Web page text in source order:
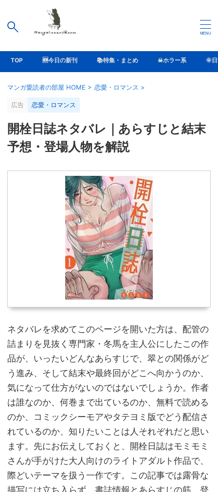
TOP 🆕今日の新刊 📚特集・まとめ ☠ホラー系 🌞
マンガ愛読者の部屋 HOME > 恋愛・ロマンス >
広告 恋愛・ロマンス
開栓日誌ネタバレ｜あらすじと結末
予想・登場人物を解説
ネタバレを求めてこのページを開いた方は、配管の
詰まりを見抜く専門家・冬馬を主人公にしたこの作
品が、いったいどんなあらすじで、翠との関係がど
う進み、そして結末や最終回がどこへ向かうのか、
気になって仕方がないのではないでしょうか。作者
は誰なのか、何巻まで出ているのか、無料で読める
のか、コミックシーモアやタテヨミ版でどう配信さ
れているのか、知りたいことは人それぞれだと思い
ます。先にお伝えしておくと、開栓日誌はモミモミ
さんが手がけた大人向けのライトアダルト作品で、
際どいテーマを扱う一作です。この記事では露骨な
描写には立ち入らず、書誌情報とあらすじの筋、登